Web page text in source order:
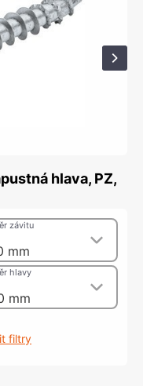
hlava, PZ,
mm
závitu
mm
hlavy
filtry